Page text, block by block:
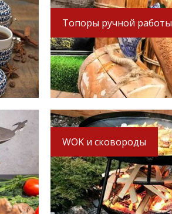
Топоры ручной работы
WOK и сковороды